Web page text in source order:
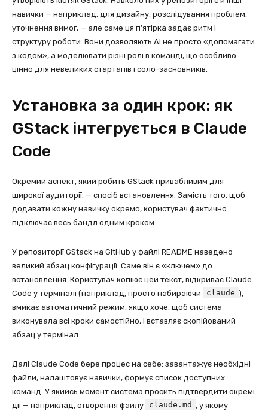
навички — наприклад, для дизайну, розслідування проблем,
уточнення вимог, — але саме ця п’ятірка задає ритм і
структуру роботи. Вони дозволяють AI не просто «допомагати
з кодом», а моделювати різні ролі в команді, що особливо
цінно для невеликих стартапів і соло-засновників.
Установка за один крок: як
GStack інтегрується в Claude
Code
Окремий аспект, який робить GStack привабливим для
широкої аудиторії, — спосіб встановлення. Замість того, щоб
додавати кожну навичку окремо, користувач фактично
підключає весь бандл одним кроком.
У репозиторії GStack на GitHub у файлі README наведено
великий абзац конфігурації. Саме він є «ключем» до
встановлення. Користувач копіює цей текст, відкриває Claude
Code у терміналі (наприклад, просто набираючи
claude ),
вмикає автоматичний режим, якщо хоче, щоб система
виконувала всі кроки самостійно, і вставляє скопійований
абзац у термінал.
Далі Claude Code бере процес на себе: завантажує необхідні
файли, налаштовує навички, формує список доступних
команд. У якийсь момент система просить підтвердити окремі
дії — наприклад, створення файлу
claude.md , у якому